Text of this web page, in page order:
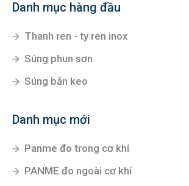
Danh mục hàng đầu
Thanh ren - ty ren inox
Súng phun sơn
Súng bắn keo
Danh mục mới
Panme đo trong cơ khí
PANME đo ngoài cơ khí